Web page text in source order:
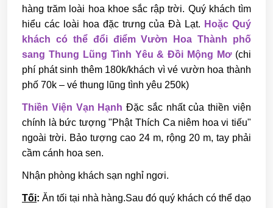
hàng trăm loài hoa khoe sắc rập trời. Quý khách tìm
hiểu các loài hoa đặc trưng của Đà Lạt. Hoặc Quý
khách có thể đổi điểm Vườn Hoa Thành phố
sang Thung Lũng Tình Yêu & Đồi Mộng Mơ (chi
phí phát sinh thêm 180k/khách vì vé vườn hoa thành
phố 70k – vé thung lũng tình yêu 250k)
Thiền Viện Vạn Hạnh Đặc sắc nhất của thiền viện
chính là bức tượng "Phật Thích Ca niêm hoa vi tiếu"
ngoài trời. Bảo tượng cao 24 m, rộng 20 m, tay phải
cầm cánh hoa sen.
Nhận phòng khách sạn nghỉ ngơi.
Tối: Ăn tối tại nhà hàng.Sau đó quý khách có thể dạo